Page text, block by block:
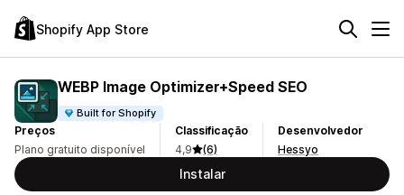
Shopify App Store
WEBP Image Optimizer+Speed SEO
Built for Shopify
Preços
Plano gratuito disponível
Classificação
4,9
(6)
Desenvolvedor
Hessyo
Instalar